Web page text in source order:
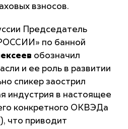
взносов.
Председатель
по банной
обозначил
и ее роль в развитии
спикер заострил
индустрия в настоящее
конкретного ОКВЭДа
что приводит